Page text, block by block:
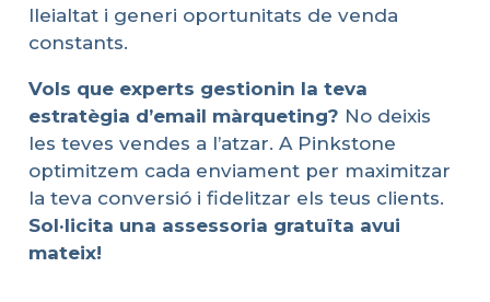
lleialtat i generi oportunitats de venda
constants.
Vols que experts gestionin la teva
estratègia d’email màrqueting? No deixis
les teves vendes a l’atzar. A Pinkstone
optimitzem cada enviament per maximitzar
la teva conversió i fidelitzar els teus clients.
Sol·licita una assessoria gratuïta avui
mateix!